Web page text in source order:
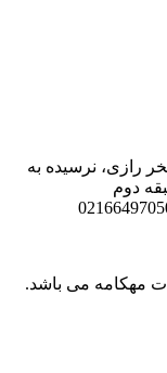
رازی، نرسیده به
مهکامه می باشد.